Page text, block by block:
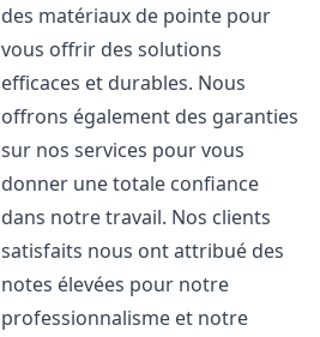
des matériaux de pointe pour
vous offrir des solutions
efficaces et durables. Nous
offrons également des garanties
sur nos services pour vous
donner une totale confiance
dans notre travail. Nos clients
satisfaits nous ont attribué des
notes élevées pour notre
professionnalisme et notre